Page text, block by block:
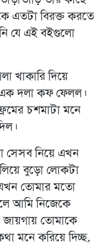
এতটা বিরক্ত করতে
যে এই বইগুলো
খাকারি দিয়ে
দলা কফ ফেলল।
চশমাটা মনে
সেসব নিয়ে এখন
বুড়ো লোকটা
তোমার মতো
আমি নিজেকে
তোমাকে
মনে করিয়ে দিচ্ছ,